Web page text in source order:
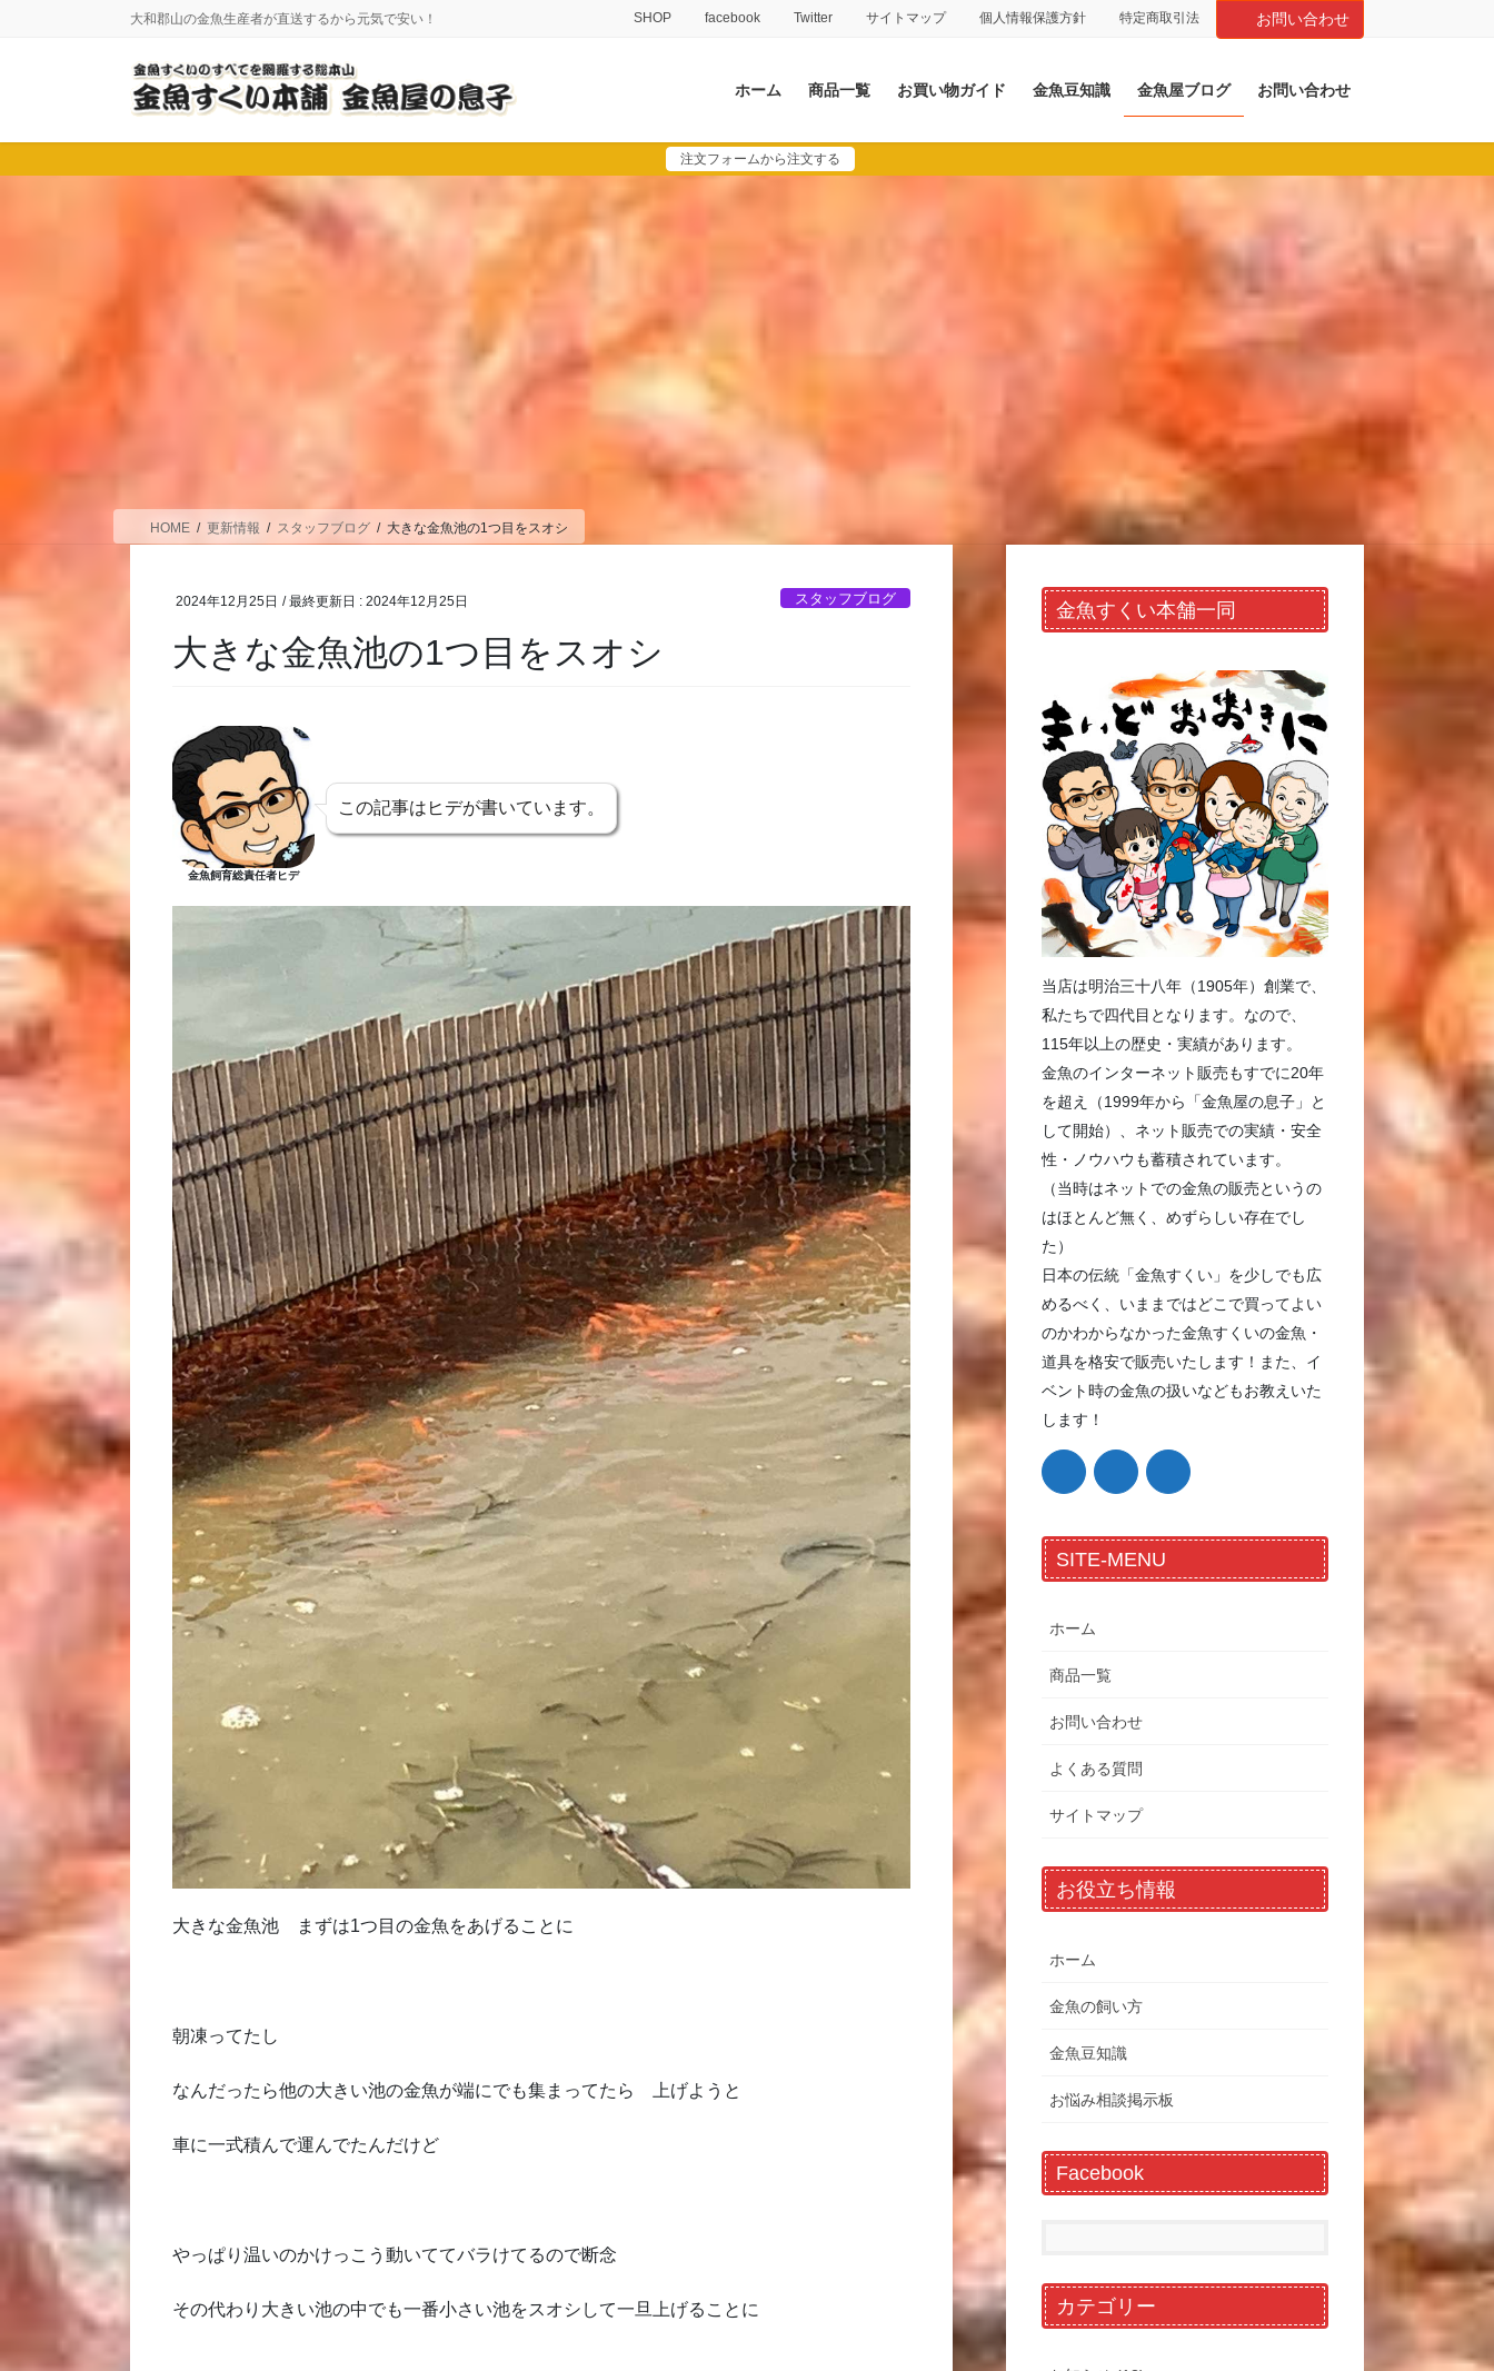
に
移
ョ
ン
大和郡山の金魚生産者が直送するから元気で安い！ SHOP facebook Twitter サイトマップ 個人情報保護方針 特定商取引法 お問い合わせ
ホーム 商品一覧 お買い物ガイド 金魚豆知識 金魚屋ブログ お問い合わせ
注文フォームから注文する
HOME 更新情報 スタッフブログ 大きな金魚池の1つ目をスオシ
2024年12月25日 / 最終更新日 :2024年12月25日 スタッフブログ
大きな金魚池の1つ目をスオシ
金魚飼育総責任者ヒデ
この記事はヒデが書いています。
大きな金魚池 まずは1つ目の金魚をあげることに
朝凍ってたし
なんだったら他の大きい池の金魚が端にでも集まってたら 上げようと
車に一式積んで運んでたんだけど
やっぱり温いのかけっこう動いててバラけてるので断念
その代わり大きい池の中でも一番小さい池をスオシして一旦上げることに
金魚すくい本舗一同
当店は明治三十八年（1905年）創業で、
私たちで四代目となります。なので、
115年以上の歴史・実績があります。
金魚のインターネット販売もすでに20年
を超え（1999年から「金魚屋の息子」と
して開始）、ネット販売での実績・安全
性・ノウハウも蓄積されています。
（当時はネットでの金魚の販売というの
はほとんど無く、めずらしい存在でし
た）
日本の伝統「金魚すくい」を少しでも広
めるべく、いままではどこで買ってよい
のかわからなかった金魚すくいの金魚・
道具を格安で販売いたします！また、イ
ベント時の金魚の扱いなどもお教えいた
します！
SITE-MENU
ホーム
商品一覧
お問い合わせ
よくある質問
サイトマップ
お役立ち情報
ホーム
金魚の飼い方
金魚豆知識
お悩み相談掲示板
Facebook
カテゴリー